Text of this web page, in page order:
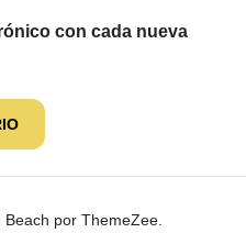
con cada nueva
Beach por ThemeZee.